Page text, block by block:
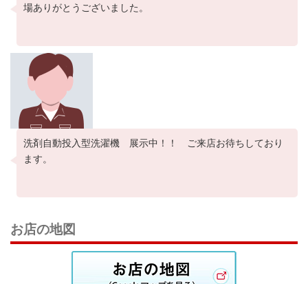
場ありがとうございました。
洗剤自動投入型洗濯機 展示中！！ ご来店お待ちしており
ます。
お店の地図